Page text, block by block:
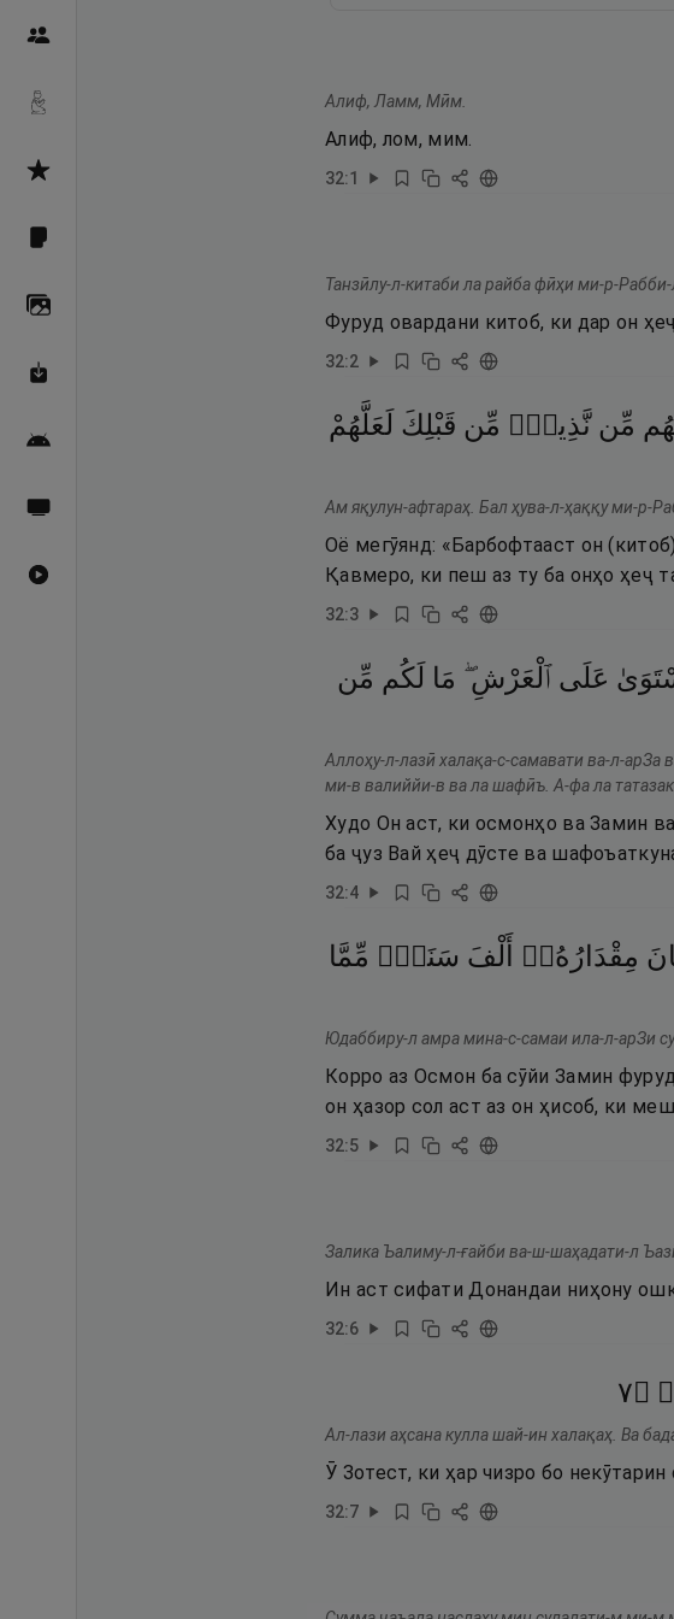
Алиф, Ламм, Мӣм.
Алиф, лом, мим.
32:1
Танзӣлу-л-китаби ла райба фӣҳи ми-р-
Фуруд овардани китоб, ки дар он
32:2
مِّن نَّذِيرٍۢ مِّن قَبْلِكَ لَعَلَّهُمْ
Ам яқулун-афтараҳ. Бал ҳува-л-ҳаққу ми-р-
Оё мегӯянд: «Барбофтааст он
Қавмеро, ки пеш аз ту ба онҳо ҳеҷ
32:3
عَلَى ٱلْعَرْشِ ۖ مَا لَكُم مِّن
Аллоҳу-л-лазӣ халақа-с-самавати ва-л-
ми-в валиййи-в ва ла шафӣъ. А-фа ла
Худо Он аст, ки осмонҳо ва Замин
ба ҷуз Вай ҳеҷ дӯсте ва
32:4
مِقْدَارُهُۥٓ أَلْفَ سَنَةٍۢ مِّمَّا
Юдаббиру-л амра мина-с-самаи ила-л-арЗи
Корро аз Осмон ба сӯйи Замин
он ҳазор сол аст аз он ҳисоб, ки
32:5
Залика Ъалиму-л-ғайби ва-ш-шаҳадати-л
Ин аст сифати Донандаи ниҳону
32:6
۝٧
Ал-лази аҳсана кулла шай-ин халақаҳ. Ва
Ӯ Зотест, ки ҳар чизро бо
32:7